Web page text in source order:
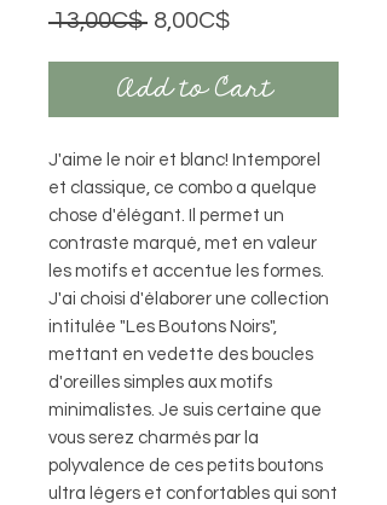
13,00C$ Regular
8,00C$Sale
Add to Cart
J'aime le noir et blanc! Intemporel
et classique, ce combo a quelque
chose d'élégant. Il permet un
contraste marqué, met en valeur
les motifs et accentue les formes.
J'ai choisi d'élaborer une collection
intitulée "Les Boutons Noirs",
mettant en vedette des boucles
d'oreilles simples aux motifs
minimalistes. Je suis certaine que
vous serez charmés par la
polyvalence de ces petits boutons
ultra légers et confortables qui sont